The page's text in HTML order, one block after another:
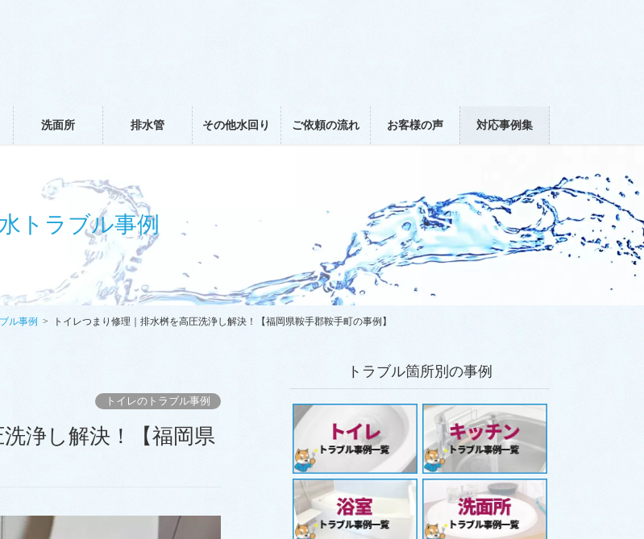
洗面所 排水管 その他水回り ご依頼の流れ お客様の声 対応事例集
トラブル事例
ル事例 トイレつまり修理｜排水桝を高圧洗浄し解決！【福岡県鞍手郡鞍手町の事例】
トイレのトラブル事例
トラブル箇所別の事例